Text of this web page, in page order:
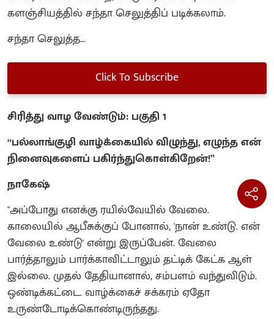
களஞ்சியத்தில் சந்தா செலுத்திப் படிக்கலாம்.
சந்தா செலுத்த...
Click To Subscribe
சிரித்து வாழ வேண்டும்: பகுதி 1
“பல்லாங்குழி வாழ்க்கையில் விழுந்து, எழுந்த என்
நினைவுகளைப் பகிர்ந்துகொள்கிறேன்!”
நாகேஷ்
"அப்போது எனக்கு ரயில்வேயில் வேலை.
காலையில் ஆபீசுக்குப் போனால், 'நான் உண்டு. என்
வேலை உண்டு' என்று இருப்பேன். வேலை
பார்த்தாலும் பார்க்காவிட்டாலும் தட்டிக் கேட்க ஆள்
இல்லை. முதல் தேதியானால், சம்பளம் வந்துவிடும்.
ஒண்டிக்கட்டை. வாழ்க்கைச் சக்கரம் ஏதோ
உருண்டோடிக்கொண்டிருந்தது.